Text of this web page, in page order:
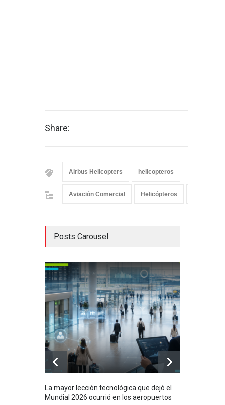
Share:
Airbus Helicopters helicopteros
Aviación Comercial Helicópteros
Posts Carousel
La mayor lección tecnológica que dejó el
Mundial 2026 ocurrió en los aeropuertos